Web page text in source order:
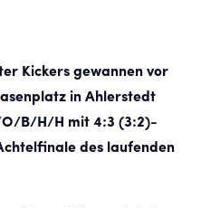
Kickers gewannen vor
in Ahlerstedt
O/B/H/H mit 4:3 (3:2)-
des laufenden